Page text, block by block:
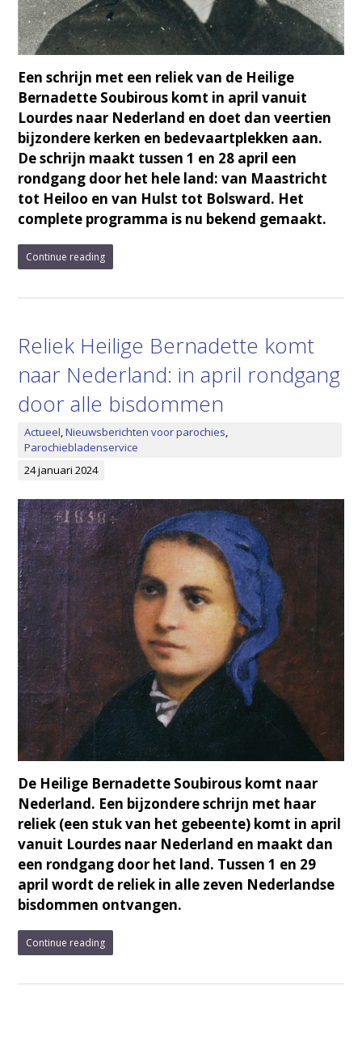
Een schrijn met een reliek van de Heilige
Bernadette Soubirous komt in april vanuit
Lourdes naar Nederland en doet dan veertien
bijzondere kerken en bedevaartplekken aan.
De schrijn maakt tussen 1 en 28 april een
rondgang door het hele land: van Maastricht
tot Heiloo en van Hulst tot Bolsward. Het
complete programma is nu bekend gemaakt.
Continue reading
Reliek Heilige Bernadette komt
naar Nederland: in april rondgang
door alle bisdommen
Actueel ,Nieuwsberichten voor parochies
Parochiebladenservice
24 januari 2024
De Heilige Bernadette Soubirous komt naar
Nederland. Een bijzondere schrijn met haar
reliek (een stuk van het gebeente) komt in april
vanuit Lourdes naar Nederland en maakt dan
een rondgang door het land. Tussen 1 en 29
april wordt de reliek in alle zeven Nederlandse
bisdommen ontvangen.
Continue reading